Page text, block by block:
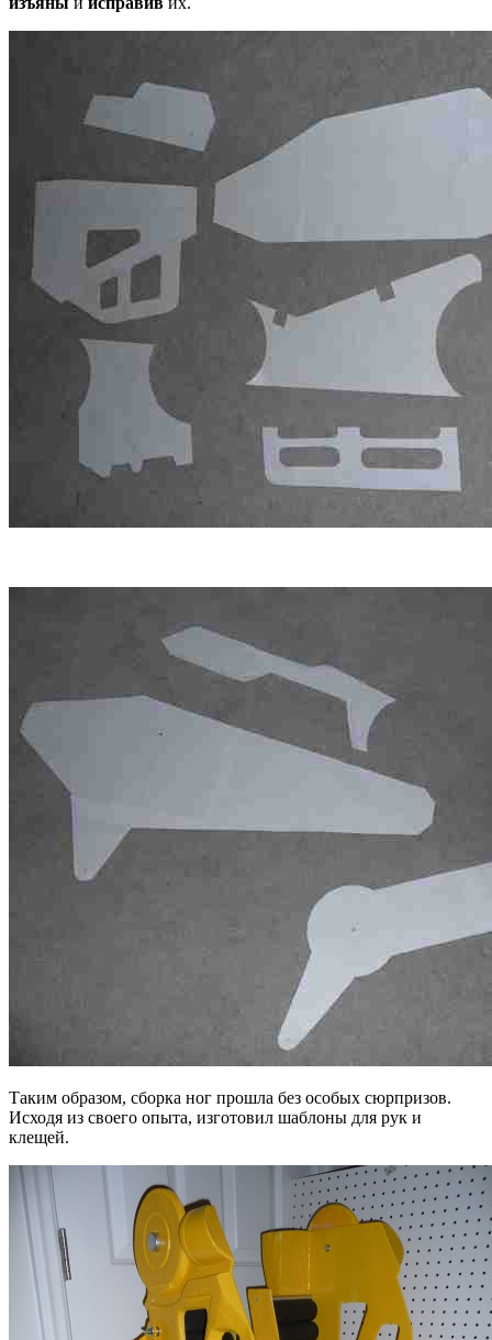
Таким образом, сборка ног прошла без особых сюрпризов.
Исходя из своего опыта, изготовил шаблоны для рук и
клещей.